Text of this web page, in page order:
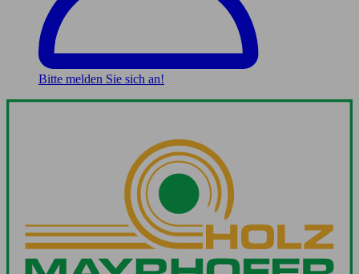
Bitte melden Sie sich an!